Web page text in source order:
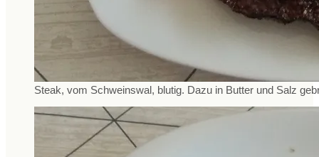
Steak, vom Schweinswal, blutig. Dazu in Butter und Salz